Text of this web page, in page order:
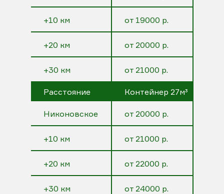
+10 км
+20 км
+30 км
от 19000 р.
от 20000 р.
от 21000 р.
Расстояние
Никоновское
+10 км
+20 км
+30 км
Контейнер 27м³
от 20000 р.
от 21000 р.
от 22000 р.
от 24000 р.